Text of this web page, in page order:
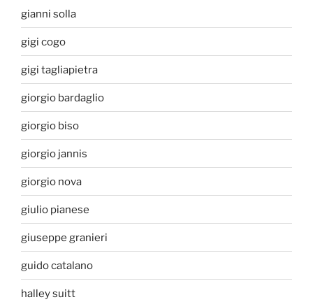
gianni solla
gigi cogo
gigi tagliapietra
giorgio bardaglio
giorgio biso
giorgio jannis
giorgio nova
giulio pianese
giuseppe granieri
guido catalano
halley suitt